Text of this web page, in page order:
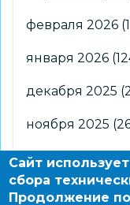
февраля 2026
января 2026
декабря 2025
ноября 2025
октября 2025
сентября 2025
Сайт
сбора
Продолжение